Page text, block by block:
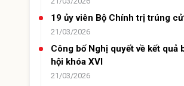
19 ủy viên Bộ Chính trị trúng
21/03/2026
Công bố Nghị quyết về kết quả
hội khóa XVI
21/03/2026